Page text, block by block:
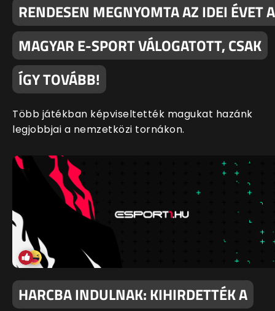
RENDESEN MEGNYOMTA AZ IDEI ÉVET A
MAGYAR E-SPORT VÁLOGATOTT, CSAK
ÍGY TOVÁBB!
Több játékban képviseltették magukat hazánk
legjobbjai a nemzetközi tornákon.
HARCBA INDULNAK: KIHIRDETTÉK A